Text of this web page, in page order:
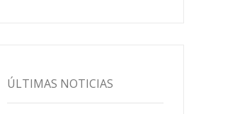
ÚLTIMAS NOTICIAS